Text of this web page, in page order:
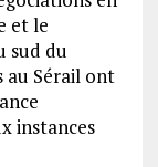
et le
sud du
au Sérail ont
instances